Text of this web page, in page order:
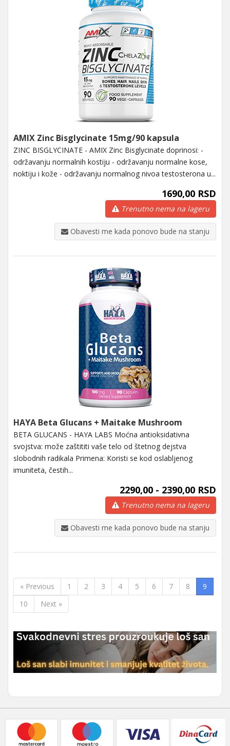
AMIX Zinc Bisglycinate 15mg/90 kapsula
ZINC BISGLYCINATE - AMIX Zinc Bisglycinate doprinosi: -
održavanju normalnih kostiju - održavanju normalne kose,
noktiju i kože - održavanju normalnog nivoa testosterona u...
1690,00 RSD
Trenutno nema na lageru
Obavesti me kada ponovo bude na stanju
HAYA Beta Glucans + Maitake Mushroom
BETA GLUCANS - HAYA LABS Moćna antioksidativna
svojstva: može zaštititi vaše telo od štetnog dejstva
slobodnih radikala Primena: Koristi se kod oslabljenog
imuniteta, čestih...
2290,00 - 2390,00 RSD
Trenutno nema na lageru
Obavesti me kada ponovo bude na stanju
« Previous 1 2 3 4 5 6 7 8
9
10
Next »